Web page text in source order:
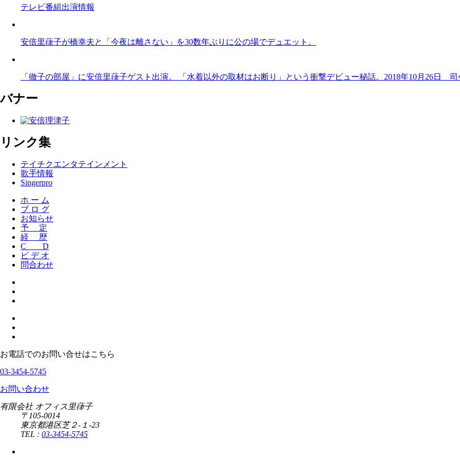
テレビ番組出演情報
安倍里葎子が橋幸夫と「今夜は離さない」を30数年ぶりに公の場でデュエット。
「徹子の部屋」に安倍里葎子ゲスト出演。 「水着以外の取材はお断り」という衝撃デビュー秘話。2018年10月26日
バナー
リンク集
テイチクエンタテインメント
歌手情報
Singerpro
ホ ー ム
ブ ロ グ
お知らせ
予 定
経 歴
C D
ビ デ オ
問合わせ
お電話でのお問い合せはこちら
03-3454-5745
お問い合わせ
有限会社 オフィス里葎子
〒105-0014
東京都港区芝２-１-23
TEL : 03-3454-5745